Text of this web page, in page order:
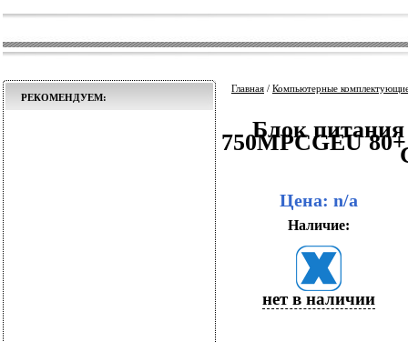
РЕКОМЕНДУЕМ:
Главная / Компьютерные
Блок
750MPCGEU
Цена: n/a
Наличие:
нет в наличии